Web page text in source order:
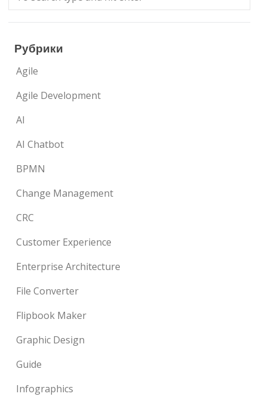
Рубрики
Agile
Agile Development
AI
AI Chatbot
BPMN
Change Management
CRC
Customer Experience
Enterprise Architecture
File Converter
Flipbook Maker
Graphic Design
Guide
Infographics